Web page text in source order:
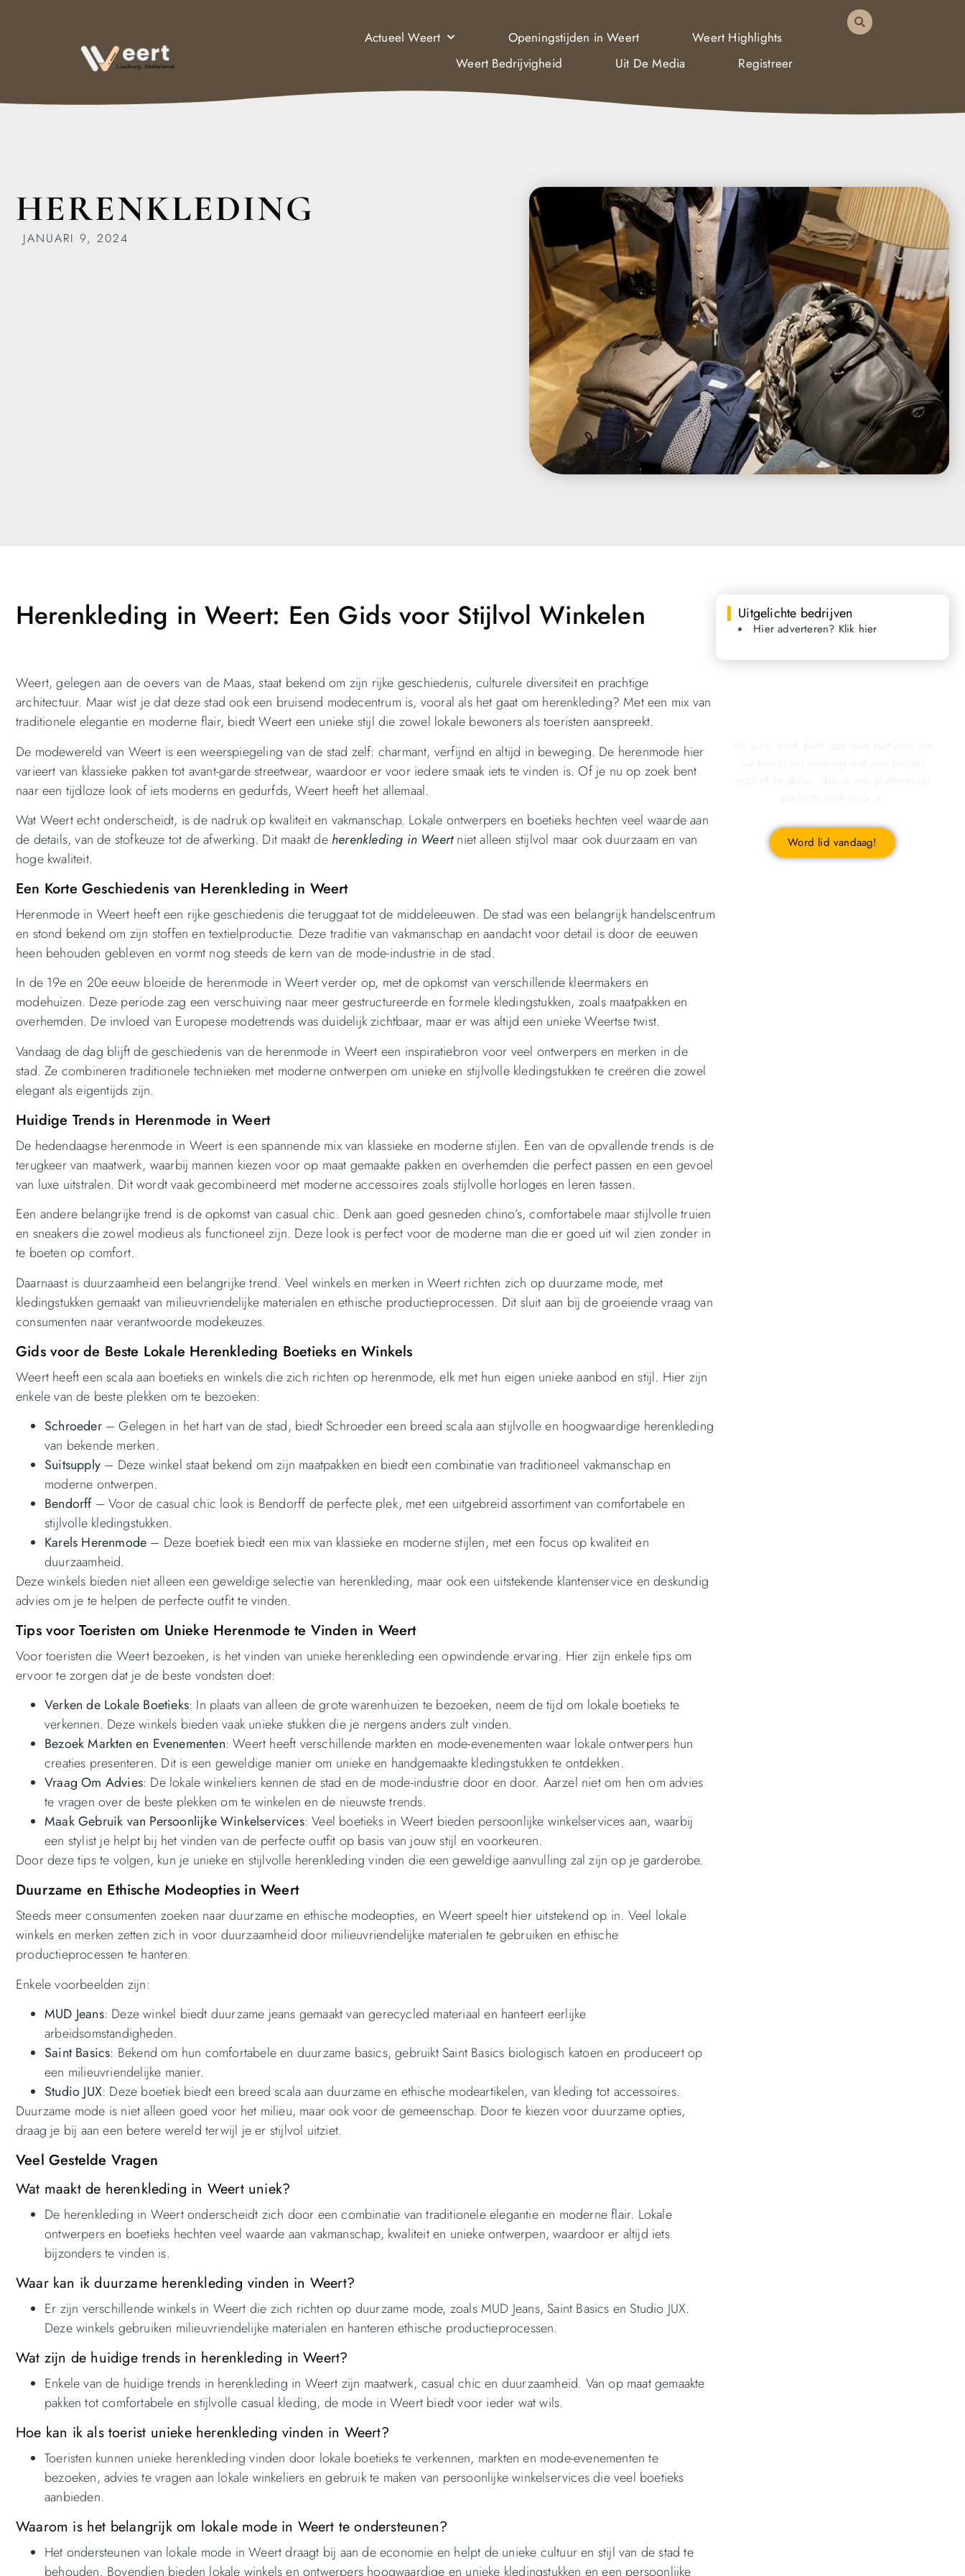
Actueel Weert Openingstijden in Weert
Weert Highlights
Weert Bedrijvigheid
Uit De Media Registreer
HERENKLEDING
JANUARI 9, 2024
Herenkleding in Weert: Een Gids voor Stijlvol Winkelen
Weert, gelegen aan de oevers van de Maas, staat bekend om zijn rijke geschiedenis, culturele diversiteit en prachtige
architectuur. Maar wist je dat deze stad ook een bruisend modecentrum is, vooral als het gaat om herenkleding? Met een mix van
traditionele elegantie en moderne flair, biedt Weert een unieke stijl die zowel lokale bewoners als toeristen aanspreekt.
De modewereld van Weert is een weerspiegeling van de stad zelf: charmant, verfijnd en altijd in beweging. De herenmode hier
varieert van klassieke pakken tot avant-garde streetwear, waardoor er voor iedere smaak iets te vinden is. Of je nu op zoek bent
naar een tijdloze look of iets moderns en gedurfds, Weert heeft het allemaal.
Wat Weert echt onderscheidt, is de nadruk op kwaliteit en vakmanschap. Lokale ontwerpers en boetieks hechten veel waarde aan
de details, van de stofkeuze tot de afwerking. Dit maakt de herenkleding in Weertniet alleen stijlvol maar ook duurzaam en van
hoge kwaliteit.
Een Korte Geschiedenis van Herenkleding in Weert
Herenmode in Weert heeft een rijke geschiedenis die teruggaat tot de middeleeuwen. De stad was een belangrijk handelscentrum
en stond bekend om zijn stoffen en textielproductie. Deze traditie van vakmanschap en aandacht voor detail is door de eeuwen
heen behouden gebleven en vormt nog steeds de kern van de mode-industrie in de stad.
In de 19e en 20e eeuw bloeide de herenmode in Weert verder op, met de opkomst van verschillende kleermakers en
modehuizen. Deze periode zag een verschuiving naar meer gestructureerde en formele kledingstukken, zoals maatpakken en
overhemden. De invloed van Europese modetrends was duidelijk zichtbaar, maar er was altijd een unieke Weertse twist.
Vandaag de dag blijft de geschiedenis van de herenmode in Weert een inspiratiebron voor veel ontwerpers en merken in de
stad. Ze combineren traditionele technieken met moderne ontwerpen om unieke en stijlvolle kledingstukken te creëren die zowel
elegant als eigentijds zijn.
Huidige Trends in Herenmode in Weert
De hedendaagse herenmode in Weert is een spannende mix van klassieke en moderne stijlen. Een van de opvallende trends is de
terugkeer van maatwerk, waarbij mannen kiezen voor op maat gemaakte pakken en overhemden die perfect passen en een gevoel
van luxe uitstralen. Dit wordt vaak gecombineerd met moderne accessoires zoals stijlvolle horloges en leren tassen.
Een andere belangrijke trend is de opkomst van casual chic. Denk aan goed gesneden chino’s, comfortabele maar stijlvolle truien
en sneakers die zowel modieus als functioneel zijn. Deze look is perfect voor de moderne man die er goed uit wil zien zonder in
te boeten op comfort.
Daarnaast is duurzaamheid een belangrijke trend. Veel winkels en merken in Weert richten zich op duurzame mode, met
kledingstukken gemaakt van milieuvriendelijke materialen en ethische productieprocessen. Dit sluit aan bij de groeiende vraag van
consumenten naar verantwoorde modekeuzes.
Gids voor de Beste Lokale Herenkleding Boetieks en Winkels
Weert heeft een scala aan boetieks en winkels die zich richten op herenmode, elk met hun eigen unieke aanbod en stijl. Hier zijn
enkele van de beste plekken om te bezoeken:
Schroeder– Gelegen in het hart van de stad, biedt Schroeder een breed scala aan stijlvolle en hoogwaardige herenkleding
van bekende merken.
Suitsupply – Deze winkel staat bekend om zijn maatpakken en biedt een combinatie van traditioneel vakmanschap en
moderne ontwerpen.
Bendorff– Voor de casual chic look is Bendorff de perfecte plek, met een uitgebreid assortiment van comfortabele en
stijlvolle kledingstukken.
Karels Herenmode – Deze boetiek biedt een mix van klassieke en moderne stijlen, met een focus op kwaliteit en
duurzaamheid.
Deze winkels bieden niet alleen een geweldige selectie van herenkleding, maar ook een uitstekende klantenservice en deskundig
advies om je te helpen de perfecte outfit te vinden.
Tips voor Toeristen om Unieke Herenmode te Vinden in Weert
Voor toeristen die Weert bezoeken, is het vinden van unieke herenkleding een opwindende ervaring. Hier zijn enkele tips om
ervoor te zorgen dat je de beste vondsten doet:
Verken de Lokale Boetieks: In plaats van alleen de grote warenhuizen te bezoeken, neem de tijd om lokale boetieks te
verkennen. Deze winkels bieden vaak unieke stukken die je nergens anders zult vinden.
Bezoek Markten en Evenementen: Weert heeft verschillende markten en mode-evenementen waar lokale ontwerpers hun
creaties presenteren. Dit is een geweldige manier om unieke en handgemaakte kledingstukken te ontdekken.
Vraag Om Advies: De lokale winkeliers kennen de stad en de mode-industrie door en door. Aarzel niet om hen om advies
te vragen over de beste plekken om te winkelen en de nieuwste trends.
Maak Gebruik van Persoonlijke Winkelservices: Veel boetieks in Weert bieden persoonlijke winkelservices aan, waarbij
een stylist je helpt bij het vinden van de perfecte outfit op basis van jouw stijl en voorkeuren.
Door deze tips te volgen, kun je unieke en stijlvolle herenkleding vinden die een geweldige aanvulling zal zijn op je garderobe.
Duurzame en Ethische Modeopties in Weert
Steeds meer consumenten zoeken naar duurzame en ethische modeopties, en Weert speelt hier uitstekend op in. Veel lokale
winkels en merken zetten zich in voor duurzaamheid door milieuvriendelijke materialen te gebruiken en ethische
productieprocessen te hanteren.
Enkele voorbeelden zijn:
MUD Jeans: Deze winkel biedt duurzame jeans gemaakt van gerecycled materiaal en hanteert eerlijke
arbeidsomstandigheden.
Saint Basics: Bekend om hun comfortabele en duurzame basics, gebruikt Saint Basics biologisch katoen en produceert op
een milieuvriendelijke manier.
Studio JUX: Deze boetiek biedt een breed scala aan duurzame en ethische modeartikelen, van kleding tot accessoires.
Duurzame mode is niet alleen goed voor het milieu, maar ook voor de gemeenschap. Door te kiezen voor duurzame opties,
draag je bij aan een betere wereld terwijl je er stijlvol uitziet.
Veel Gestelde Vragen
Wat maakt de herenkleding in Weert uniek?
De herenkleding in Weert onderscheidt zich door een combinatie van traditionele elegantie en moderne flair. Lokale
ontwerpers en boetieks hechten veel waarde aan vakmanschap, kwaliteit en unieke ontwerpen, waardoor er altijd iets
bijzonders te vinden is.
Waar kan ik duurzame herenkleding vinden in Weert?
Er zijn verschillende winkels in Weert die zich richten op duurzame mode, zoals MUD Jeans, Saint Basics en Studio JUX.
Deze winkels gebruiken milieuvriendelijke materialen en hanteren ethische productieprocessen.
Wat zijn de huidige trends in herenkleding in Weert?
Enkele van de huidige trends in herenkleding in Weert zijn maatwerk, casual chic en duurzaamheid. Van op maat gemaakte
pakken tot comfortabele en stijlvolle casual kleding, de mode in Weert biedt voor ieder wat wils.
Hoe kan ik als toerist unieke herenkleding vinden in Weert?
Toeristen kunnen unieke herenkleding vinden door lokale boetieks te verkennen, markten en mode-evenementen te
bezoeken, advies te vragen aan lokale winkeliers en gebruik te maken van persoonlijke winkelservices die veel boetieks
aanbieden.
Waarom is het belangrijk om lokale mode in Weert te ondersteunen?
Het ondersteunen van lokale mode in Weert draagt bij aan de economie en helpt de unieke cultuur en stijl van de stad te
behouden. Bovendien bieden lokale winkels en ontwerpers hoogwaardige en unieke kledingstukken en een persoonlijke
Uitgelichte bedrijven
Hier adverteren? Klik hier
Word lid vandaag!